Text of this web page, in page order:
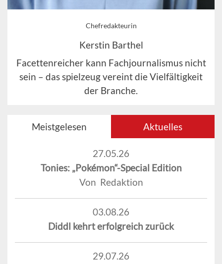
Chefredakteurin
Kerstin Barthel
Facettenreicher kann Fachjournalismus nicht
sein – das spielzeug vereint die Vielfältigkeit
der Branche.
Meistgelesen Aktuelles
27.05.26
Tonies: „Pokémon“-Special Edition
Von Redaktion
03.08.26
Diddl kehrt erfolgreich zurück
29.07.26